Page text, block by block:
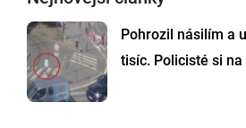
Pohrozil násilím a
tisíc. Policisté si na